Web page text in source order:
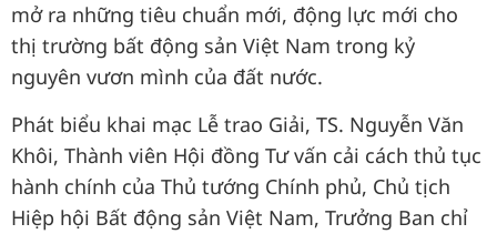
mở ra những tiêu chuẩn mới, động lực mới cho
thị trường bất động sản Việt Nam trong kỷ
nguyên vươn mình của đất nước.
Phát biểu khai mạc Lễ trao Giải, TS. Nguyễn Văn
Khôi, Thành viên Hội đồng Tư vấn cải cách thủ tục
hành chính của Thủ tướng Chính phủ, Chủ tịch
Hiệp hội Bất động sản Việt Nam, Trưởng Ban chỉ